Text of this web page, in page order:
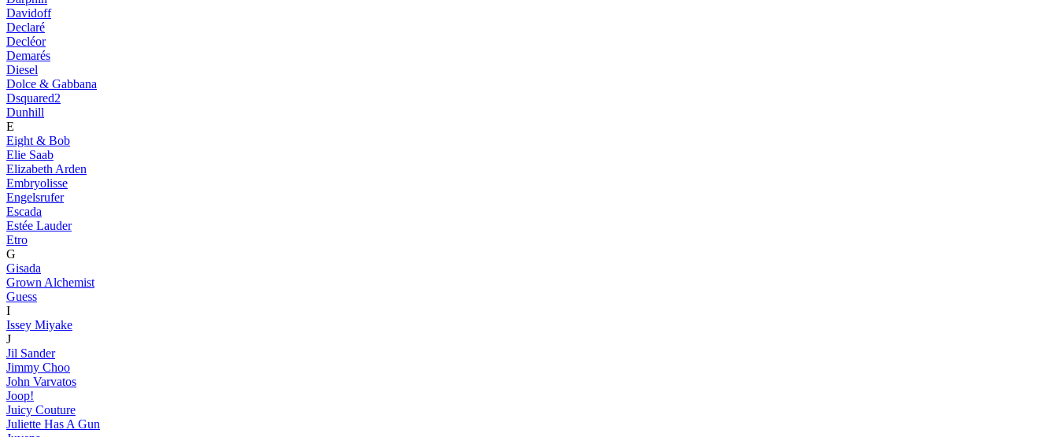
Davidoff
Declaré
Decléor
Demarés
Diesel
Dolce & Gabbana
Dsquared2
Dunhill
E
Eight & Bob
Elie Saab
Elizabeth Arden
Embryolisse
Engelsrufer
Escada
Estée Lauder
Etro
G
Gisada
Grown Alchemist
Guess
I
Issey Miyake
J
Jil Sander
Jimmy Choo
John Varvatos
Joop!
Juicy Couture
Juliette Has A Gun